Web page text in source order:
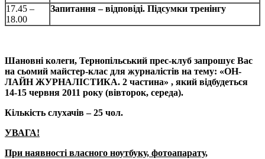
17.45 –
18.00
Запитання – відповіді. Підсумки тренінгу
Шановні колеги, Тернопільський прес-клуб запрошує Вас
на сьомий майстер-клас для журналістів на тему: «ОН-
ЛАЙН ЖУРНАЛІСТИКА. 2 частина» , який відбудеться
14-15 червня 2011 року (вівторок, середа).
Кількість слухачів – 25 чол.
УВАГА!
При наявності власного ноутбуку, фотоапарату,